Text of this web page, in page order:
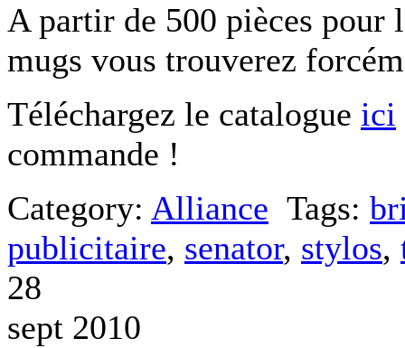
A partir de 500 pièces pour
mugs vous trouverez
Téléchargez le catalogue ici
commande !
Category: Alliance Tags:
publicitaire, senator, stylos,
28
sept 2010